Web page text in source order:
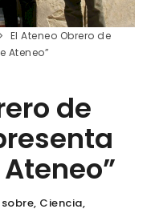
El Ateneo Obrero de
Ateneo”
de
Ciencia,